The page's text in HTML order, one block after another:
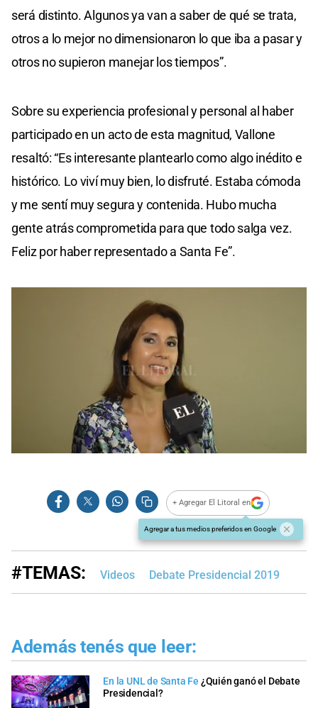
será distinto. Algunos ya van a saber de qué se trata,
otros a lo mejor no dimensionaron lo que iba a pasar y
otros no supieron manejar los tiempos”.
Sobre su experiencia profesional y personal al haber
participado en un acto de esta magnitud, Vallone
resaltó: “Es interesante plantearlo como algo inédito e
histórico. Lo viví muy bien, lo disfruté. Estaba cómoda
y me sentí muy segura y contenida. Hubo mucha
gente atrás comprometida para que todo salga vez.
Feliz por haber representado a Santa Fe”.
seconds
+ Agregar El Litoral en
Agregar a tus medios preferidos en Google
#TEMAS: Videos Debate Presidencial 2019
Además tenés que leer:
En la UNL de Santa Fe ¿Quién ganó el Debate
Presidencial?